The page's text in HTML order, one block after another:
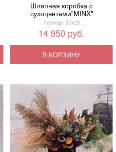
Шляпная коробка с
сухоцветами"MINX"
Размер: 27x25
14 950 руб.
В КОРЗИНУ